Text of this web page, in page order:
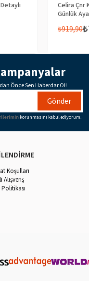
Celira Çnr
Günlük
₺919,90
Önce Sen Haberdar Ol!
Gönder
korunmasını kabul ediyorum.
Koşulları
Alışveriş